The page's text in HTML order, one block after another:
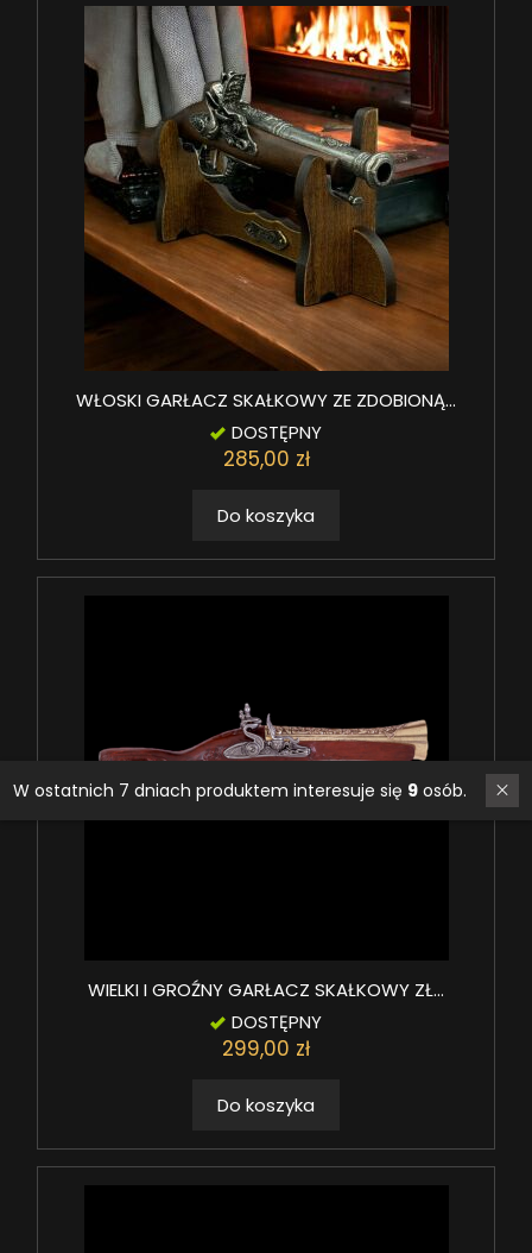
WŁOSKI GARŁACZ SKAŁKOWY ZE ZDOBIONĄ...
DOSTĘPNY
285,00 zł
Do koszyka
WIELKI I GROŹNY GARŁACZ SKAŁKOWY ZŁ...
DOSTĘPNY
299,00 zł
Do koszyka
W ostatnich 7 dniach produktem interesuje się 9 osób.